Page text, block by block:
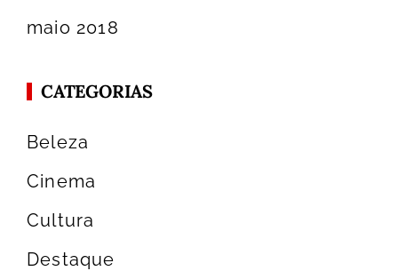
maio 2018
CATEGORIAS
Beleza
Cinema
Cultura
Destaque